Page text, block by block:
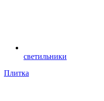
светильники
Плитка